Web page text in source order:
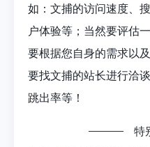
如：文捕的访问速度、
户体验等；当然要评估
要根据您自身的需求以
要找文捕的站长进行洽
跳出率等！
特